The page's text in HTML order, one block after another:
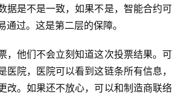
据是不是一致，如果不是，智能合约可
通过。这是第二层的保障。
，他们不会立刻知道这次投票结果。可
医院，医院可以看到这链条所有信息，
改。如果还不放心，可以和制造商联络